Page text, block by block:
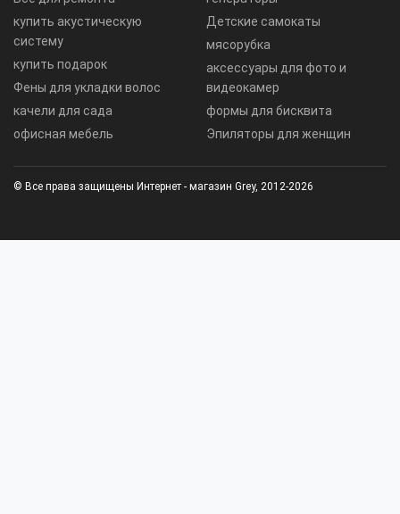
купить акустическую
систему
купить подарок
Фены для укладки волос
качели для сада
офисная мебель
Детские самокаты
мясорубка
аксессуары для фото и
видеокамер
формы для бисквита
Эпиляторы для женщин
© Все права защищены Интернет - магазин Grey, 2012-2026